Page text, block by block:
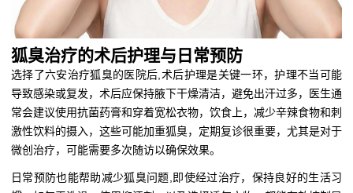
狐臭治疗的术后护理与日常预防
选择了六安治疗狐臭的医院后,术后护理是关键一环，护理不当可能
导致感染或复发，术后应保持腋下干燥清洁，避免出汗过多，医生通
常会建议使用抗菌药膏和穿着宽松衣物，饮食上，减少辛辣食物和刺
激性饮料的摄入，这些可能加重狐臭，定期复诊很重要，尤其是对于
微创治疗，可能需要多次随访以确保效果。
日常预防也能帮助减少狐臭问题,即使经过治疗，保持良好的生活习